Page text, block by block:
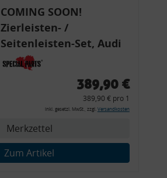
COMING SOON!
Zierleisten- /
Seitenleisten-Set, Audi
80 Cabrio, Coupe, S2, (6x
Zierleiste, 2x Kappe,
Montagewerkzeug)
389,90 €
389,90 € pro 1
inkl. gesetzl. MwSt., zzgl. Versandkosten
Merkzettel
Zum Artikel